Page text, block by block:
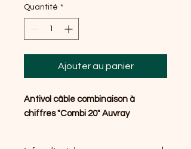
Quantité *
Ajouter au panier
Antivol câble combinaison à
chiffres "Combi 20" Auvray